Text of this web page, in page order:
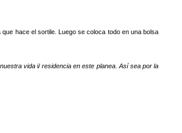
hace el sortile. Luego se coloca todo en una bolsa
vida i/residencia en este planea. Así sea por la